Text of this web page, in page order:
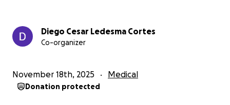
Diego Cesar Ledesma Cortes
Co-organizer
November 18th, 2025 Medical
Donation protected